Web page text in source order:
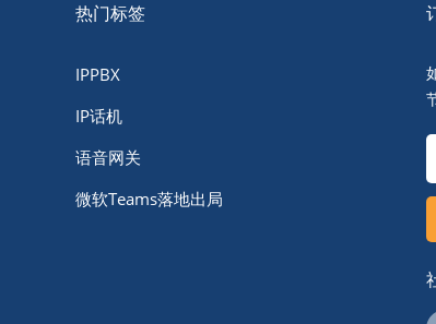
热门标签
IPPBX
IP话机
语音网关
微软Teams落地出局